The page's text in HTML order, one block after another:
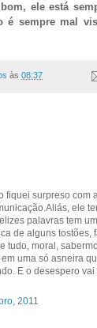
ele está
é sempre mal
às 08:37
fiquei surpreso
ele
palavras tem
de alguns tostões,
tudo, moral,
uma só asneira
E o desespero
2011